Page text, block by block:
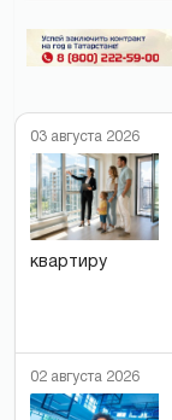
03 августа 2026
квартиру
02 августа 2026